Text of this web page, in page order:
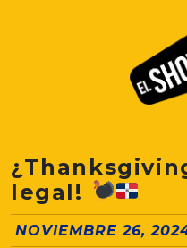
legal!
NOVIEMBRE 26,